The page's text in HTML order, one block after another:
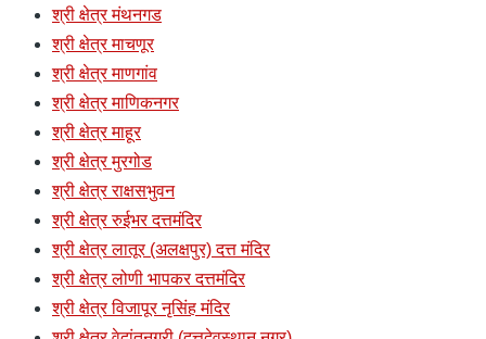
श्री क्षेत्र मंथनगड
श्री क्षेत्र माचणूर
श्री क्षेत्र माणगांव
श्री क्षेत्र माणिकनगर
श्री क्षेत्र माहूर
श्री क्षेत्र मुरगोड
श्री क्षेत्र राक्षसभुवन
श्री क्षेत्र रुईभर दत्तमंदिर
श्री क्षेत्र लातूर (अलक्षपुर) दत्त मंदिर
श्री क्षेत्र लोणी भापकर दत्तमंदिर
श्री क्षेत्र विजापूर नृसिंह मंदिर